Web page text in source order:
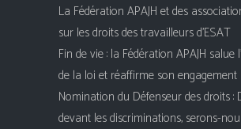
La Fédération APAJH et des
sur les droits des travailleurs d’ESAT
Fin de vie : la Fédération APAJH salue
de la loi et réaffirme son engagement
Nomination du Défenseur des droits :
devant les discriminations, serons-